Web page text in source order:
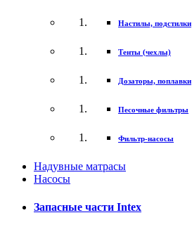
Настилы, подстилки
Тенты (чехлы)
Дозаторы, поплавки
Песочные фильтры
Фильтр-насосы
Надувные матрасы
Насосы
Запасные части Intex